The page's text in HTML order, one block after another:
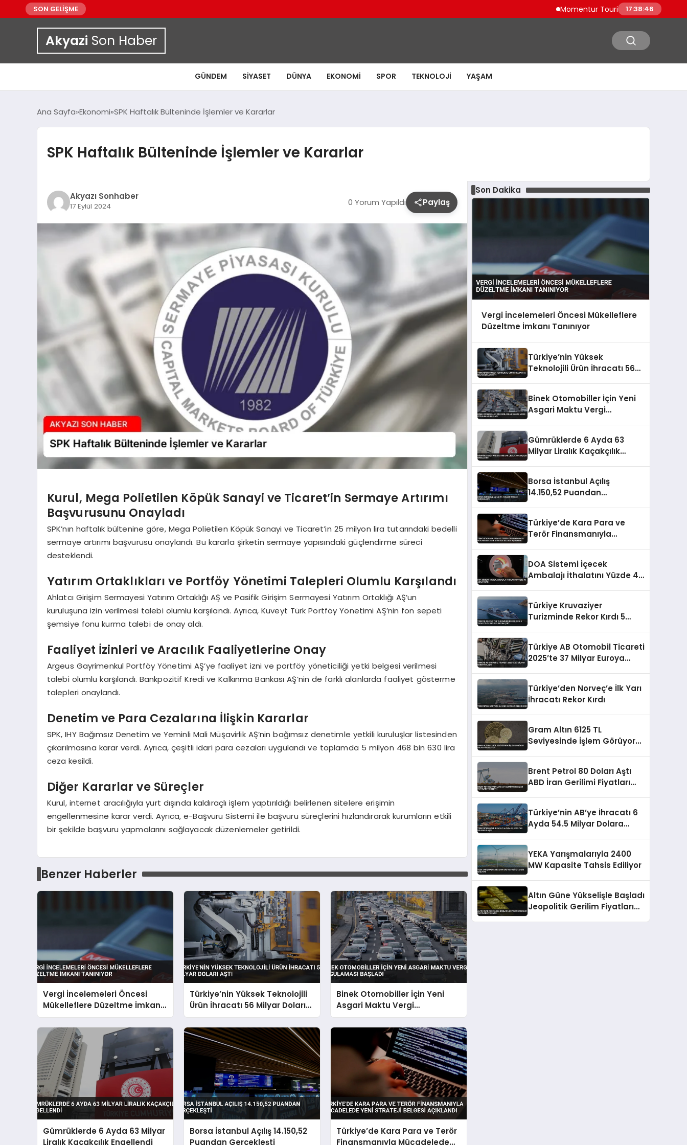
SON GELİŞME Momentur Tourism & Travel, Dubai
17:38:47
Akyazi Son Haber
GÜNDEM SIYASET DÜNYA EKONOMI SPOR TEKNOLOJI YAŞAM
Ana Sayfa Ekonomi SPK Haftalık Bülteninde İşlemler ve Kararlar
SPK Haftalık Bülteninde İşlemler ve Kararlar
Akyazı Sonhaber
17 Eylül 2024 0 Yorum Yapıldı Paylaş
Kurul, Mega Polietilen Köpük Sanayi ve Ticaret’in Sermaye Artırımı
Başvurusunu Onayladı
SPK’nın haftalık bültenine göre, Mega Polietilen Köpük Sanayi ve Ticaret’in 25 milyon lira tutarındaki bedelli
sermaye artırımı başvurusu onaylandı. Bu kararla şirketin sermaye yapısındaki güçlendirme süreci
desteklendi.
Yatırım Ortaklıkları ve Portföy Yönetimi Talepleri Olumlu Karşılandı
Ahlatcı Girişim Sermayesi Yatırım Ortaklığı AŞ ve Pasifik Girişim Sermayesi Yatırım Ortaklığı AŞ’un
kuruluşuna izin verilmesi talebi olumlu karşılandı. Ayrıca, Kuveyt Türk Portföy Yönetimi AŞ’nin fon sepeti
şemsiye fonu kurma talebi de onay aldı.
Faaliyet İzinleri ve Aracılık Faaliyetlerine Onay
Argeus Gayrimenkul Portföy Yönetimi AŞ’ye faaliyet izni ve portföy yöneticiliği yetki belgesi verilmesi
talebi olumlu karşılandı. Bankpozitif Kredi ve Kalkınma Bankası AŞ’nin de farklı alanlarda faaliyet gösterme
talepleri onaylandı.
Denetim ve Para Cezalarına İlişkin Kararlar
SPK, IHY Bağımsız Denetim ve Yeminli Mali Müşavirlik AŞ’nin bağımsız denetimle yetkili kuruluşlar listesinden
çıkarılmasına karar verdi. Ayrıca, çeşitli idari para cezaları uygulandı ve toplamda 5 milyon 468 bin 630 lira
ceza kesildi.
Diğer Kararlar ve Süreçler
Kurul, internet aracılığıyla yurt dışında kaldıraçlı işlem yaptırıldığı belirlenen sitelere erişimin
engellenmesine karar verdi. Ayrıca, e-Başvuru Sistemi ile başvuru süreçlerini hızlandırarak kurumların etkili
bir şekilde başvuru yapmalarını sağlayacak düzenlemeler getirildi.
Benzer Haberler
Vergi İncelemeleri Öncesi
Mükelleflere Düzeltme İmkanı
Tanınıyor
Türkiye’nin Yüksek Teknolojili
Ürün İhracatı 56 Milyar Doları
Aştı
Binek Otomobiller İçin Yeni
Asgari Maktu Vergi
Uygulaması Başladı
Gümrüklerde 6 Ayda 63 Milyar
Liralık Kaçakçılık Engellendi
Borsa İstanbul Açılış 14.150,52
Puandan Gerçekleşti
Türkiye’de Kara Para ve Terör
Finansmanıyla Mücadelede
Son Dakika
Vergi İncelemeleri Öncesi Mükelleflere
Düzeltme İmkanı Tanınıyor
Türkiye’nin Yüksek
Teknolojili Ürün İhracatı 56
Binek Otomobiller İçin Yeni
Asgari Maktu Vergi
Gümrüklerde 6 Ayda 63
Milyar Liralık Kaçakçılık
Borsa İstanbul Açılış
14.150,52 Puandan
Türkiye’de Kara Para ve
Terör Finansmanıyla
DOA Sistemi İçecek
Ambalajı İthalatını Yüzde 40
Türkiye Kruvaziyer
Turizminde Rekor Kırdı 5
Türkiye AB Otomobil Ticareti
2025’te 37 Milyar Euroya
Türkiye’den Norveç’e İlk Yarı
İhracatı Rekor Kırdı
Gram Altın 6125 TL
Seviyesinde İşlem Görüyor
Brent Petrol 80 Doları Aştı
ABD İran Gerilimi Fiyatları
Türkiye’nin AB’ye İhracatı 6
Ayda 54.5 Milyar Dolara
YEKA Yarışmalarıyla 2400
MW Kapasite Tahsis Ediliyor
Altın Güne Yükselişle Başladı
Jeopolitik Gerilim Fiyatları